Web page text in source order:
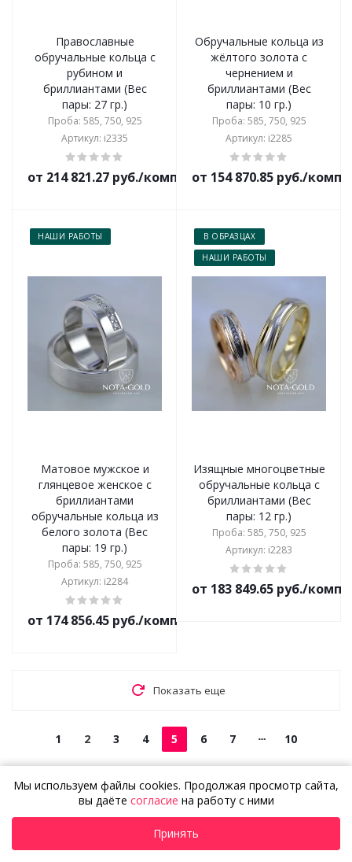
Православные
обручальные кольца с
рубином и
бриллиантами (Вес
пары: 27 гр.)
Проба: 585, 750, 925
Артикул: i2335
от 214 821.27 руб./комплект
Обручальные кольца из
жёлтого золота с
чернением и
бриллиантами (Вес
пары: 10 гр.)
Проба: 585, 750, 925
Артикул: i2285
от 154 870.85 руб./
НАШИ РАБОТЫ
Матовое мужское и
глянцевое женское с
бриллиантами
обручальные кольца из
белого золота (Вес
пары: 19 гр.)
Проба: 585, 750, 925
Артикул: i2284
от 174 856.45 руб./комплект
В ОБРАЗЦАХ
НАШИ РАБОТЫ
Изящные многоцветные
обручальные кольца с
бриллиантами (Вес
пары: 12 гр.)
Проба: 585, 750, 925
Артикул: i2283
от 183 849.65 руб./
Показать еще
1 2 3 4 5 6 7 10
Не нашли То Самое?
по собственному дизайну!
Мы используем файлы cookies. Продолжая просмотр сайта,
вы даёте согласие на работу с ними
Принять